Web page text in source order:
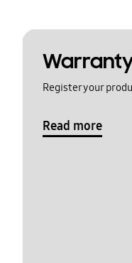
Register your
Read more